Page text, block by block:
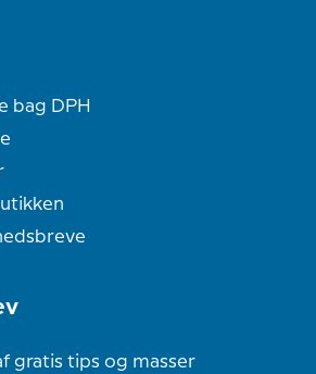
bag DPH
gratis tips og masser